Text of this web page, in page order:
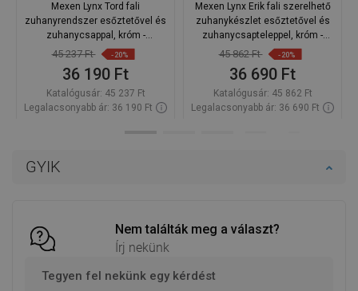
GYIK
Nem találták meg a választ?
Írj nekünk
Tegyen fel nekünk egy kérdést
Mexen Lynx Tord fali
zuhanyrendszer esőztetővel és
zuhanycsappal, króm -
745940200-00
45 237 Ft -20%
36 190 Ft
Katalógusár: 45 237 Ft
Legalacsonyabb ár: 36 190 Ft
Mexen Lynx Erik fali szerelhető
zuhanykészlet esőztetővel és
zuhanycsapteleppel, króm -
745940205-00
45 862 Ft -20%
36 690 Ft
Katalógusár: 45 862 Ft
Legalacsonyabb ár: 36 690 Ft